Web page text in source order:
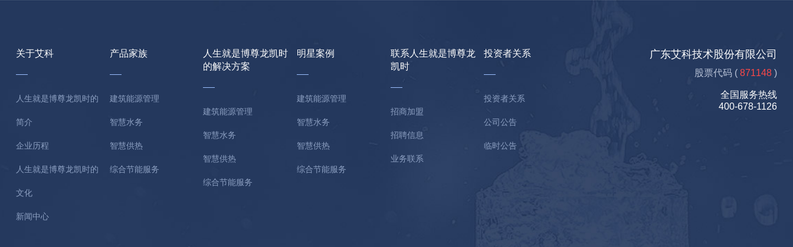
关于艾科
人生就是博尊龙凯时的
简介
企业历程
人生就是博尊龙凯时的
文化
新闻中心
产品家族
建筑能源管理
智慧水务
智慧供热
综合节能服务
人生就是博尊龙凯时
的解决方案
建筑能源管理
智慧水务
智慧供热
综合节能服务
明星案例
建筑能源管理
智慧水务
智慧供热
综合节能服务
联系人生就是博尊龙
凯时
招商加盟
招聘信息
业务联系
投资者关系
投资者关系
公司公告
临时公告
广东艾科技术股份有限公司
股票代码 (871148 )
全国服务热线
400-678-1126